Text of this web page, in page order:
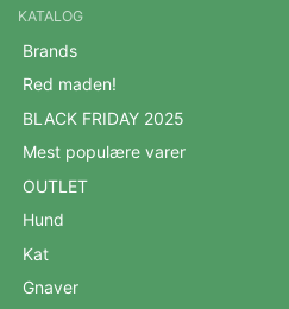
KATALOG
Brands
Red maden!
BLACK FRIDAY 2025
Mest populære varer
OUTLET
Hund
Kat
Gnaver